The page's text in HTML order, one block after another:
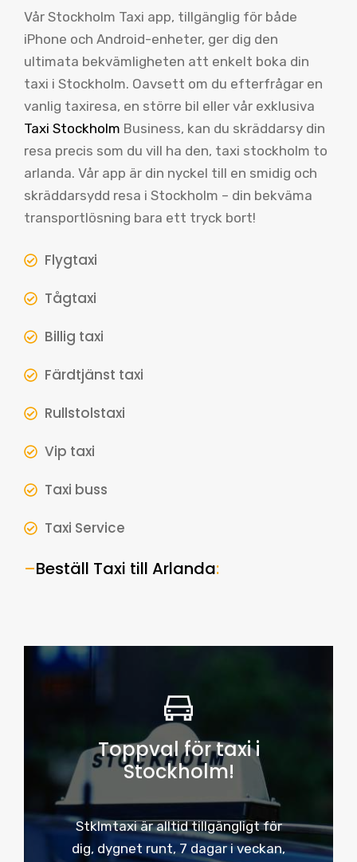
Vår Stockholm Taxi app, tillgänglig för både
iPhone och Android-enheter, ger dig den
ultimata bekvämligheten att enkelt boka din
taxi i Stockholm. Oavsett om du efterfrågar en
vanlig taxiresa, en större bil eller vår exklusiva
Taxi Stockholm Business, kan du skräddarsy din
resa precis som du vill ha den, taxi stockholm to
arlanda. Vår app är din nyckel till en smidig och
skräddarsydd resa i Stockholm – din bekväma
transportlösning bara ett tryck bort!
Flygtaxi
Tågtaxi
Billig taxi
Färdtjänst taxi
Rullstolstaxi
Vip taxi
Taxi buss
Taxi Service
–Beställ Taxi till Arlanda:
Toppval för taxi i
Stockholm!
Stklmtaxi är alltid tillgängligt för
dig, dygnet runt, 7 dagar i veckan,